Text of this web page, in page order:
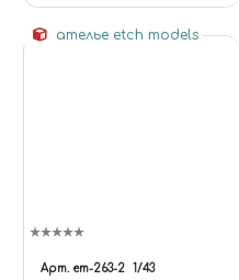
ателье etch models
Арт. em-263-2 1/43